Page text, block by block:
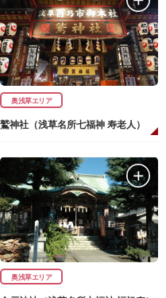
奥浅草エリア
鷲神社（浅草名所七福神 寿老人）
奥浅草エリア